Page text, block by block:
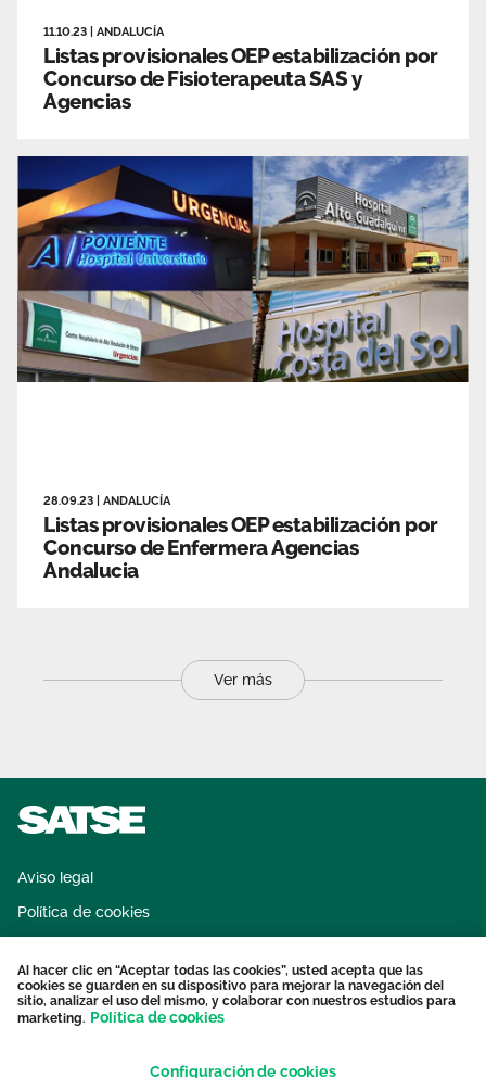
11.10.23 ANDALUCÍA
Listas provisionales OEP estabilización por
Concurso de Fisioterapeuta SAS y
Agencias
28.09.23 ANDALUCÍA
Listas provisionales OEP estabilización por
Concurso de Enfermera Agencias
Andalucia
Ver más
Aviso legal
Política de cookies
Protección datos personales
Contacto
Al hacer clic en “Aceptar todas las cookies”, usted acepta que las
cookies se guarden en su dispositivo para mejorar la navegación del
sitio, analizar el uso del mismo, y colaborar con nuestros estudios para
marketing. Política de cookies
Configuración de cookies